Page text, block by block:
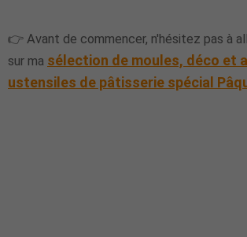
👉 Avant de commencer, n'hésitez pas à
sur ma sélection de moules, déco et
ustensiles de pâtisserie spécial